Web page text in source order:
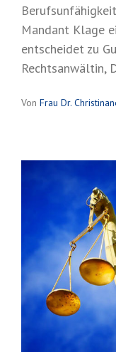
Mandant Klage
entscheidet zu
Rechtsanwältin,
Von Frau Dr.